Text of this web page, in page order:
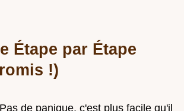
Étape par Étape
!)
de panique, c'est plus facile qu'il